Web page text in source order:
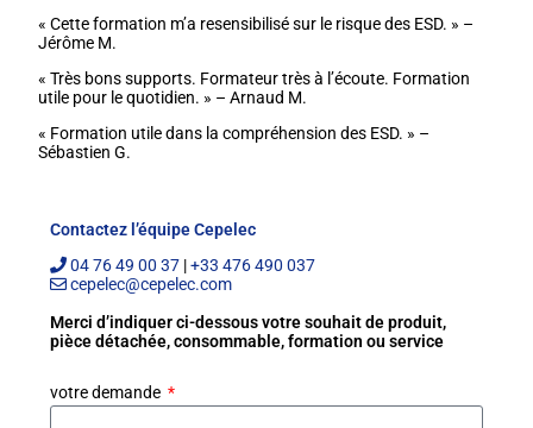
« Cette formation m’a resensibilisé sur le risque des ESD. » –
Jérôme M.
« Très bons supports. Formateur très à l’écoute. Formation
utile pour le quotidien. » – Arnaud M.
« Formation utile dans la compréhension des ESD. » –
Sébastien G.
Contactez l’équipe Cepelec
04 76 49 00 37 |+33 476 490 037
cepelec@cepelec.com
Merci d’indiquer ci-dessous votre souhait de produit,
pièce détachée, consommable, formation ou service
votre demande